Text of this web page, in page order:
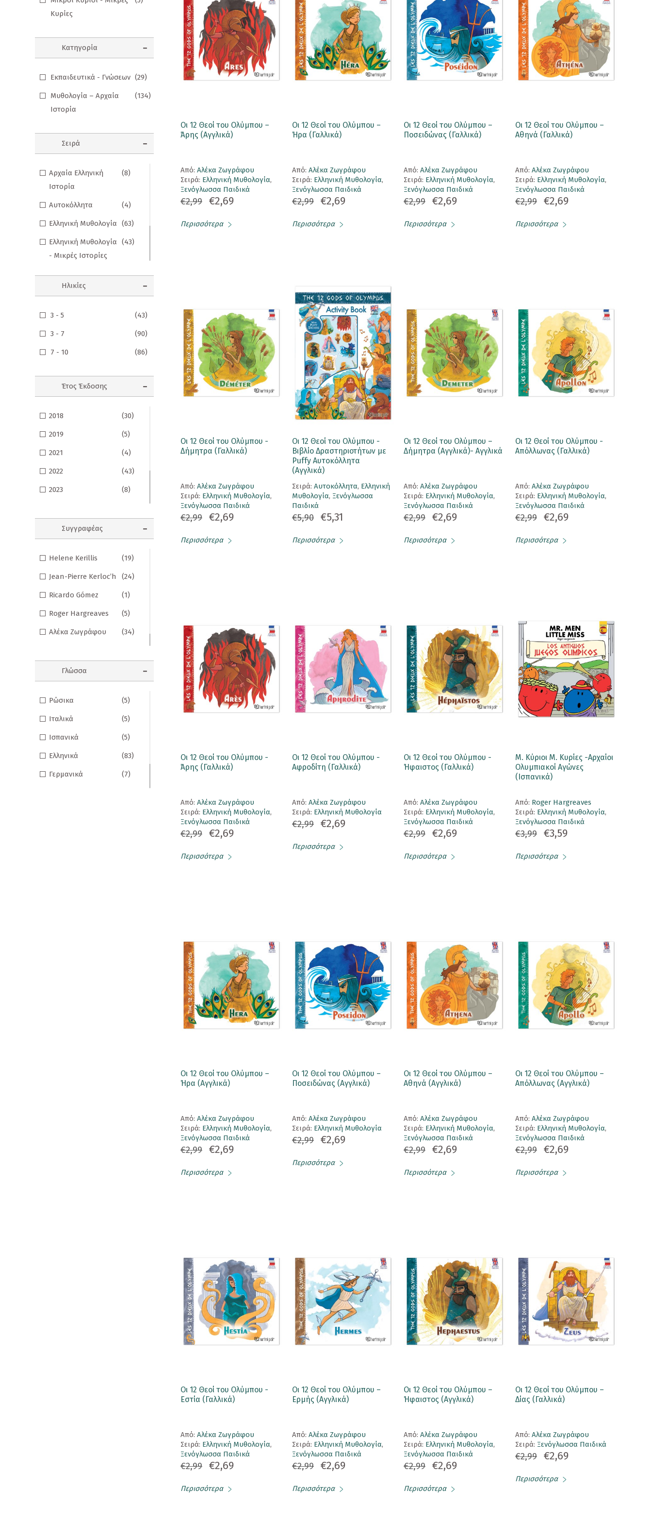
Σημειωματάρια
Βιβλία Γνώσεων
Βιβλία δραστηριοτήτων
Εικονογραφημένα Παραμύθια
Εποχικά Βιβλία
Ηχογραφημένες Ιστορίες
Κλασικά Παραμύθια
Kομικ
Ξενόγλωσσα Παιδικά
Ταξιδιωτικά Βιβλία
Προσφορές
Ενηλίκων
Ημερολόγια
Αυτοκόλλητα
Επιτραπέζια Παιχνίδια
Καθρεφτάκια
Κορνίζες
Κούπες
Λούτρινα Κουκλάκια
Μαγνητικοί Σελιδοδείκτες
Συλλεκτικές Φιγούρες
Σφραγιδάκια
T-Shirt
Καπέλα
Προσφορές
Τατουάζ
Τσάντα
Κυρίες
Κατηγορία
Εκπαιδευτικά - Γνώσεων (29)
Μυθολογία – Αρχαία
Ιστορία
(134)
Σειρά
Αρχαία Ελληνική
Ιστορία
(8)
Αυτοκόλλητα (4)
Ελληνική Μυθολογία (63)
Ελληνική Μυθολογία
- Μικρές Ιστορίες
(43)
Μυθολογία για
Μικρά Παιδιά
(5)
Ηλικίες
3 - 5 (43)
3 - 7 (90)
7 - 10 (86)
Έτος Έκδοσης
2018 (30)
2019 (5)
2021 (4)
2022 (43)
2023 (8)
2025Συγγραφέας
Helene Kerillis (19)
Jean-Pierre Kerloc’h (24)
Ricardo Gómez (1)
Roger Hargreaves (5)
Αλέκα Ζωγράφου (34)
Γλώσσα
Ρώσικα (5)
Ιταλικά (5)
Ισπανικά (5)
Ελληνικά (83)
Γερμανικά (7)
Οι 12 Θεοί του Ολύμπου –
Άρης (Αγγλικά)
Aπό: Αλέκα Ζωγράφου
Σειρά: Ελληνική Μυθολογία,
Ξενόγλωσσα Παιδικά
€2,99 €2,69
Περισσότερα
Οι 12 Θεοί του Ολύμπου –
Ήρα (Γαλλικά)
Aπό: Αλέκα Ζωγράφου
Σειρά: Ελληνική Μυθολογία,
Ξενόγλωσσα Παιδικά
€2,99 €2,69
Περισσότερα
Οι 12 Θεοί του Ολύμπου –
Ποσειδώνας (Γαλλικά)
Aπό: Αλέκα Ζωγράφου
Σειρά: Ελληνική Μυθολογία,
Ξενόγλωσσα Παιδικά
€2,99 €2,69
Περισσότερα
Οι 12 Θεοί του Ολύμπου –
Αθηνά (Γαλλικά)
Aπό: Αλέκα Ζωγράφου
Σειρά: Ελληνική Μυθολογία,
Ξενόγλωσσα Παιδικά
€2,99 €2,69
Περισσότερα
Οι 12 Θεοί του Ολύμπου -
Δήμητρα (Γαλλικά)
Aπό: Αλέκα Ζωγράφου
Σειρά: Ελληνική Μυθολογία,
Ξενόγλωσσα Παιδικά
€2,99 €2,69
Περισσότερα
Οι 12 Θεοί του Ολύμπου -
Βιβλίο Δραστηριοτήτων με
Puffy Αυτοκόλλητα
(Αγγλικά)
Σειρά: Αυτοκόλλητα, Ελληνική
Μυθολογία, Ξενόγλωσσα
Παιδικά
€5,90 €5,31
Περισσότερα
Οι 12 Θεοί του Ολύμπου –
Δήμητρα (Αγγλικά)- Αγγλικά
Aπό: Αλέκα Ζωγράφου
Σειρά: Ελληνική Μυθολογία,
Ξενόγλωσσα Παιδικά
€2,99 €2,69
Περισσότερα
Οι 12 Θεοί του Ολύμπου -
Απόλλωνας (Γαλλικά)
Aπό: Αλέκα Ζωγράφου
Σειρά: Ελληνική Μυθολογία,
Ξενόγλωσσα Παιδικά
€2,99 €2,69
Περισσότερα
Οι 12 Θεοί του Ολύμπου -
Άρης (Γαλλικά)
Aπό: Αλέκα Ζωγράφου
Σειρά: Ελληνική Μυθολογία,
Ξενόγλωσσα Παιδικά
€2,99 €2,69
Περισσότερα
Οι 12 Θεοί του Ολύμπου -
Αφροδίτη (Γαλλικά)
Aπό: Αλέκα Ζωγράφου
Σειρά: Ελληνική Μυθολογία
€2,99 €2,69
Περισσότερα
Οι 12 Θεοί του Ολύμπου -
Ήφαιστος (Γαλλικά)
Aπό: Αλέκα Ζωγράφου
Σειρά: Ελληνική Μυθολογία,
Ξενόγλωσσα Παιδικά
€2,99 €2,69
Περισσότερα
Μ. Κύριοι Μ. Κυρίες -Αρχαίοι
Ολυμπιακοί Αγώνες
(Ισπανικά)
Aπό: Roger Hargreaves
Σειρά: Ελληνική Μυθολογία,
Ξενόγλωσσα Παιδικά
€3,99 €3,59
Περισσότερα
Οι 12 Θεοί του Ολύμπου –
Ήρα (Αγγλικά)
Aπό: Αλέκα Ζωγράφου
Σειρά: Ελληνική Μυθολογία,
Ξενόγλωσσα Παιδικά
€2,99 €2,69
Περισσότερα
Οι 12 Θεοί του Ολύμπου –
Ποσειδώνας (Αγγλικά)
Aπό: Αλέκα Ζωγράφου
Σειρά: Ελληνική Μυθολογία
€2,99 €2,69
Περισσότερα
Οι 12 Θεοί του Ολύμπου –
Αθηνά (Αγγλικά)
Aπό: Αλέκα Ζωγράφου
Σειρά: Ελληνική Μυθολογία,
Ξενόγλωσσα Παιδικά
€2,99 €2,69
Περισσότερα
Οι 12 Θεοί του Ολύμπου –
Απόλλωνας (Αγγλικά)
Aπό: Αλέκα Ζωγράφου
Σειρά: Ελληνική Μυθολογία,
Ξενόγλωσσα Παιδικά
€2,99 €2,69
Περισσότερα
Οι 12 Θεοί του Ολύμπου -
Εστία (Γαλλικά)
Aπό: Αλέκα Ζωγράφου
Σειρά: Ελληνική Μυθολογία,
Ξενόγλωσσα Παιδικά
€2,99 €2,69
Περισσότερα
Οι 12 Θεοί του Ολύμπου –
Ερμής (Αγγλικά)
Aπό: Αλέκα Ζωγράφου
Σειρά: Ελληνική Μυθολογία,
Ξενόγλωσσα Παιδικά
€2,99 €2,69
Περισσότερα
Οι 12 Θεοί του Ολύμπου –
Ήφαιστος (Αγγλικά)
Aπό: Αλέκα Ζωγράφου
Σειρά: Ελληνική Μυθολογία,
Ξενόγλωσσα Παιδικά
€2,99 €2,69
Περισσότερα
Οι 12 Θεοί του Ολύμπου –
Δίας (Γαλλικά)
Aπό: Αλέκα Ζωγράφου
Σειρά: Ξενόγλωσσα Παιδικά
€2,99 €2,69
Περισσότερα